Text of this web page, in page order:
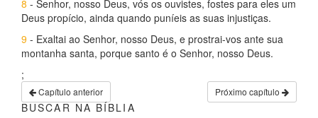
8 - Senhor, nosso Deus, vós os ouvistes, fostes para eles um
Deus propício, ainda quando puníeis as suas injustiças.
9 - Exaltai ao Senhor, nosso Deus, e prostrai-vos ante sua
montanha santa, porque santo é o Senhor, nosso Deus.
;
Capítulo anterior Próximo capítulo
BUSCAR NA BÍBLIA